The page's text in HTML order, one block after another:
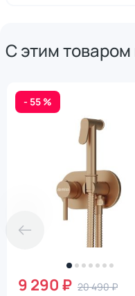
С этим
- 55 %
9 290 ₽ 20 490 ₽